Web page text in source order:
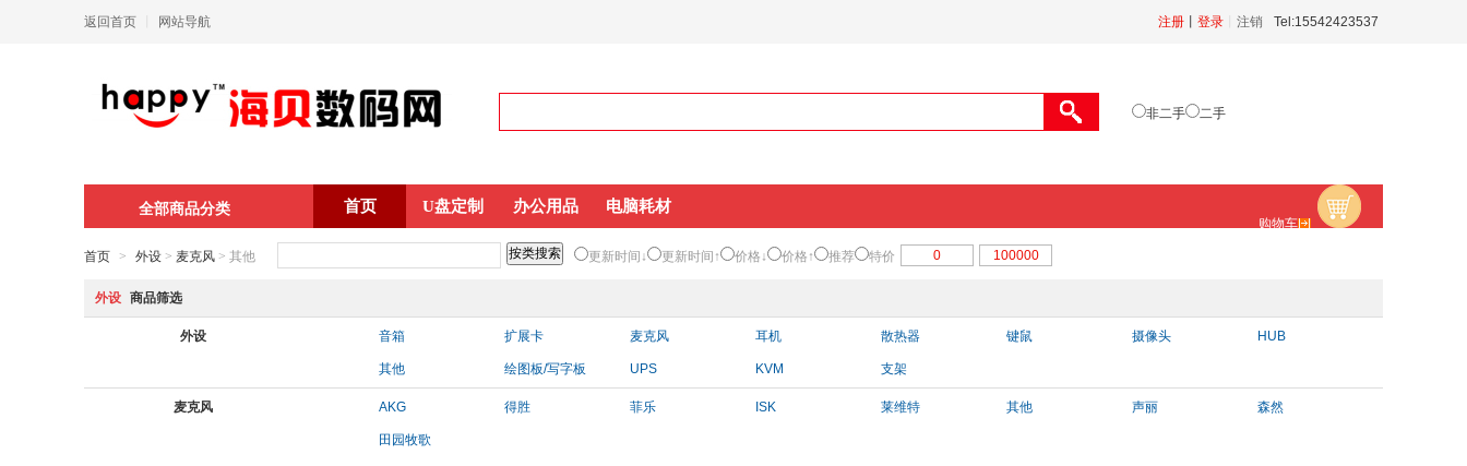
返回首页 网站导航 Tel:15542423537
注销
注册 登录
非二手 二手
全部商品分类
购物车
首页 U盘定制 办公用品 电脑耗材
首页 > 外设 > 麦克风 > 其他 更新时间↓ 更新时间↑ 价格↓ 价格↑ 推荐 特价
外设 商品筛选
外设 音箱 扩展卡 麦克风 耳机 散热器 键鼠 摄像头 HUB
其他 绘图板/写字板 UPS KVM 支架
麦克风 AKG 得胜 菲乐 ISK 莱维特 其他 声丽 森然
田园牧歌